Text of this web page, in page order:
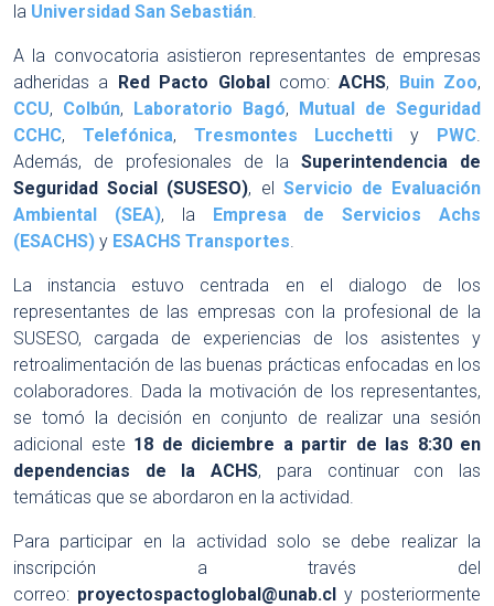
la Universidad San Sebastián.
A la convocatoria asistieron representantes de empresas
adheridas a Red Pacto Globalcomo:ACHS, Buin Zoo,
CCU, Colbún, Laboratorio Bagó, Mutual de Seguridad
CCHC, Telefónica, Tresmontes Lucchetti y PWC.
Además, de profesionales de la Superintendencia de
Seguridad Social (SUSESO), el Servicio de Evaluación
Ambiental (SEA), la Empresa de Servicios Achs
(ESACHS) y ESACHS Transportes.
La instancia estuvo centrada en el dialogo de los
representantes de las empresas con la profesional de la
SUSESO, cargada de experiencias de los asistentes y
retroalimentación de las buenas prácticas enfocadas en los
colaboradores. Dada la motivación de los representantes,
se tomó la decisión en conjunto de realizar una sesión
adicional este 18 de diciembre a partir de las 8:30 en
dependencias de la ACHS, para continuar con las
temáticas que se abordaron en la actividad.
Para participar en la actividad solo se debe realizar la
inscripción a través del
correo: proyectospactoglobal@unab.cl y posteriormente